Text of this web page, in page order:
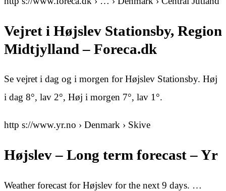
Vejret i Højslev Stationsby, Region
Midtjylland – Foreca.dk
Se vejret i dag og i morgen for Højslev Stationsby. Høj
i dag 8°, lav 2°, Høj i morgen 7°, lav 1°.
http s://www.yr.no › Denmark › Skive
Højslev – Long term forecast – Yr
Weather forecast for Højslev for the next 9 days. …